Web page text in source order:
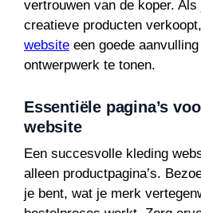
vertrouwen van de koper.
creatieve producten
website een goede
ontwerpwerk te tonen.
Essentiële pagina’s
website
Een succesvolle kleding
alleen productpagina’s.
je bent, wat je merk